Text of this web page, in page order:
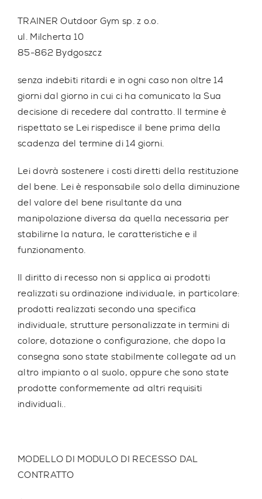
TRAINER Outdoor Gym sp. z o.o.
ul. Milcherta 10
85-862 Bydgoszcz
senza indebiti ritardi e in ogni caso non oltre 14
giorni dal giorno in cui ci ha comunicato la Sua
decisione di recedere dal contratto. Il termine è
rispettato se Lei rispedisce il bene prima della
scadenza del termine di 14 giorni.
Lei dovrà sostenere i costi diretti della restituzione
del bene. Lei è responsabile solo della diminuzione
del valore del bene risultante da una
manipolazione diversa da quella necessaria per
stabilirne la natura, le caratteristiche e il
funzionamento.
Il diritto di recesso non si applica ai prodotti
realizzati su ordinazione individuale, in particolare:
prodotti realizzati secondo una specifica
individuale, strutture personalizzate in termini di
colore, dotazione o configurazione, che dopo la
consegna sono state stabilmente collegate ad un
altro impianto o al suolo, oppure che sono state
prodotte conformemente ad altri requisiti
individuali..
MODELLO DI MODULO DI RECESSO DAL
CONTRATTO